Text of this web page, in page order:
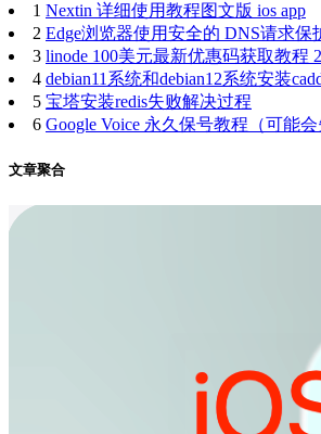
1 Nextin 详细使用教程图文版 ios app
2 Edge浏览器使用安全的 DNS请求保
3 linode 100美元最新优惠码获取教程
4 debian11系统和debian12系统安装
5 宝塔安装redis失败解决过程
6 Google Voice 永久保号教程（可能会
文章聚合